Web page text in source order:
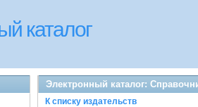
каталог
Электронный каталог:
К списку издательств